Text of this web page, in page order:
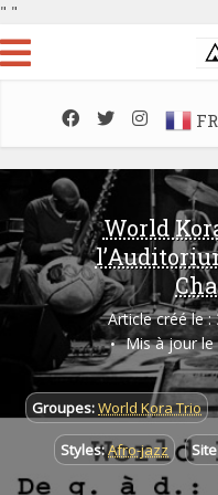
" "
FR
World
Article créé le
Mis à jour le
Groupes:World Kora Trio
Styles:Afro-jazz